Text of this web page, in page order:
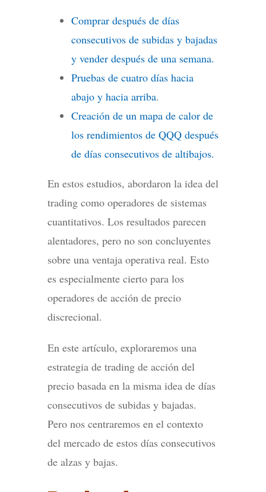
Comprar después de días
consecutivos de subidas y bajadas
y vender después de una semana.
Pruebas de cuatro días hacia
abajo y hacia arriba.
Creación de un mapa de calor de
los rendimientos de QQQ después
de días consecutivos de altibajos.
En estos estudios, abordaron la idea del
trading como operadores de sistemas
cuantitativos. Los resultados parecen
alentadores, pero no son concluyentes
sobre una ventaja operativa real. Esto
es especialmente cierto para los
operadores de acción de precio
discrecional.
En este artículo, exploraremos una
estrategia de trading de acción del
precio basada en la misma idea de días
consecutivos de subidas y bajadas.
Pero nos centraremos en el contexto
del mercado de estos días consecutivos
de alzas y bajas.